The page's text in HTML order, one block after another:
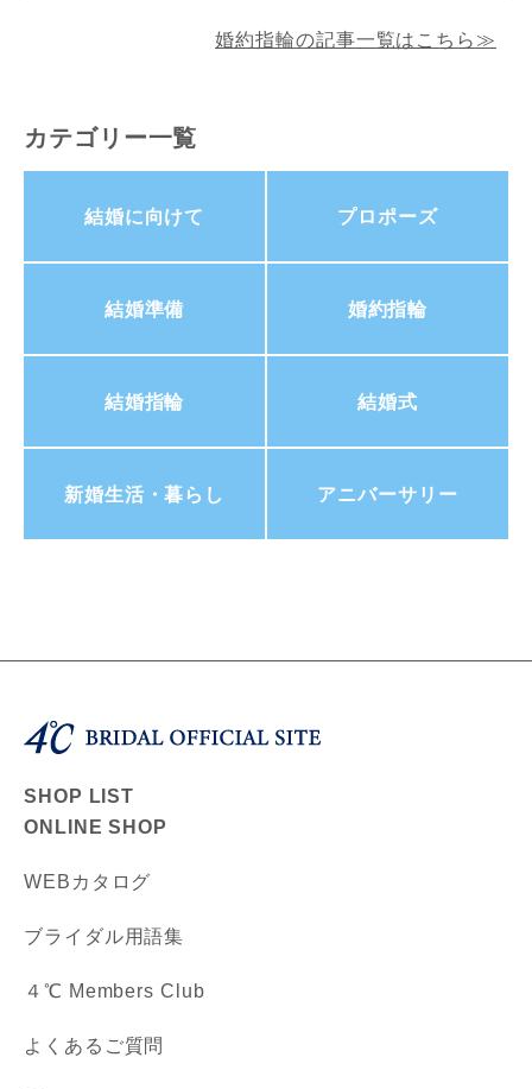
婚約指輪の記事一覧はこちら≫
カテゴリー一覧
結婚に向けて プロポーズ
結婚準備 婚約指輪
結婚指輪 結婚式
新婚生活・暮らし アニバーサリー
SHOP LIST
ONLINE SHOP
WEBカタログ
ブライダル用語集
４℃ Members Club
よくあるご質問